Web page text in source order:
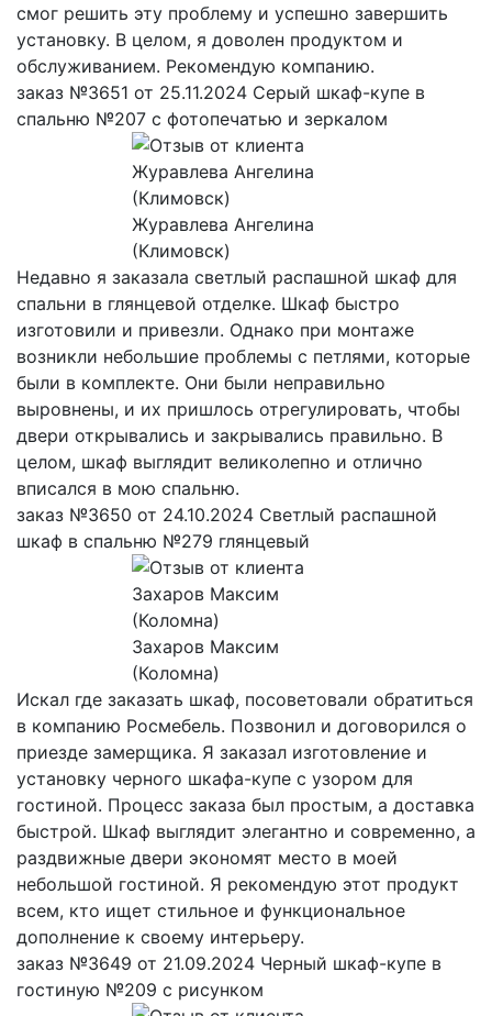
смог решить эту проблему и успешно завершить
установку. В целом, я доволен продуктом и
обслуживанием. Рекомендую компанию.
заказ №3651 от 25.11.2024 Серый шкаф-купе в
спальню №207 с фотопечатью и зеркалом
Журавлева Ангелина
(Климовск)
Недавно я заказала светлый распашной шкаф для
спальни в глянцевой отделке. Шкаф быстро
изготовили и привезли. Однако при монтаже
возникли небольшие проблемы с петлями, которые
были в комплекте. Они были неправильно
выровнены, и их пришлось отрегулировать, чтобы
двери открывались и закрывались правильно. В
целом, шкаф выглядит великолепно и отлично
вписался в мою спальню.
заказ №3650 от 24.10.2024 Светлый распашной
шкаф в спальню №279 глянцевый
Захаров Максим
(Коломна)
Искал где заказать шкаф, посоветовали обратиться
в компанию Росмебель. Позвонил и договорился о
приезде замерщика. Я заказал изготовление и
установку черного шкафа-купе с узором для
гостиной. Процесс заказа был простым, а доставка
быстрой. Шкаф выглядит элегантно и современно, а
раздвижные двери экономят место в моей
небольшой гостиной. Я рекомендую этот продукт
всем, кто ищет стильное и функциональное
дополнение к своему интерьеру.
заказ №3649 от 21.09.2024 Черный шкаф-купе в
гостиную №209 с рисунком